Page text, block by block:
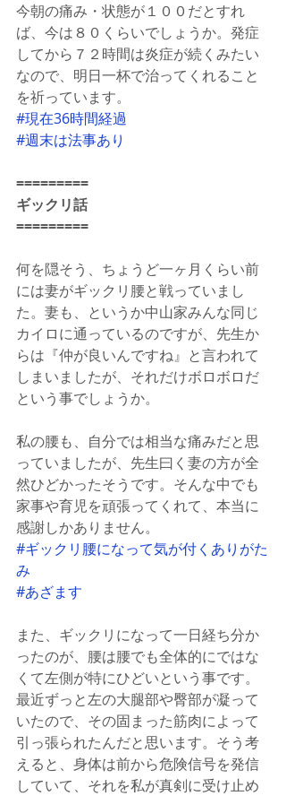
今朝の痛み・状態が１００だとすれ
ば、今は８０くらいでしょうか。発症
してから７２時間は炎症が続くみたい
なので、明日一杯で治ってくれること
を祈っています。
#現在36時間経過
#週末は法事あり
=========
ギックリ話
=========
何を隠そう、ちょうど一ヶ月くらい前
には妻がギックリ腰と戦っていまし
た。妻も、というか中山家みんな同じ
カイロに通っているのですが、先生か
らは『仲が良いんですね』と言われて
しまいましたが、それだけボロボロだ
という事でしょうか。
私の腰も、自分では相当な痛みだと思
っていましたが、先生曰く妻の方が全
然ひどかったそうです。そんな中でも
家事や育児を頑張ってくれて、本当に
感謝しかありません。
#ギックリ腰になって気が付くありがた
み
#あざます
また、ギックリになって一日経ち分か
ったのが、腰は腰でも全体的にではな
くて左側が特にひどいという事です。
最近ずっと左の大腿部や臀部が凝って
いたので、その固まった筋肉によって
引っ張られたんだと思います。そう考
えると、身体は前から危険信号を発信
していて、それを私が真剣に受け止め